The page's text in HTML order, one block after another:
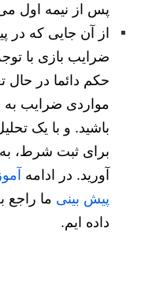
پس از نیمه اول
از آن جایی که در
ضرایب بازی با
حکم دائما در حال
مواردی ضرایب به
باشید. و با یک
برای ثبت شرط،
آورید. در ادامه
پیش بینی ما راجع
داده ایم.